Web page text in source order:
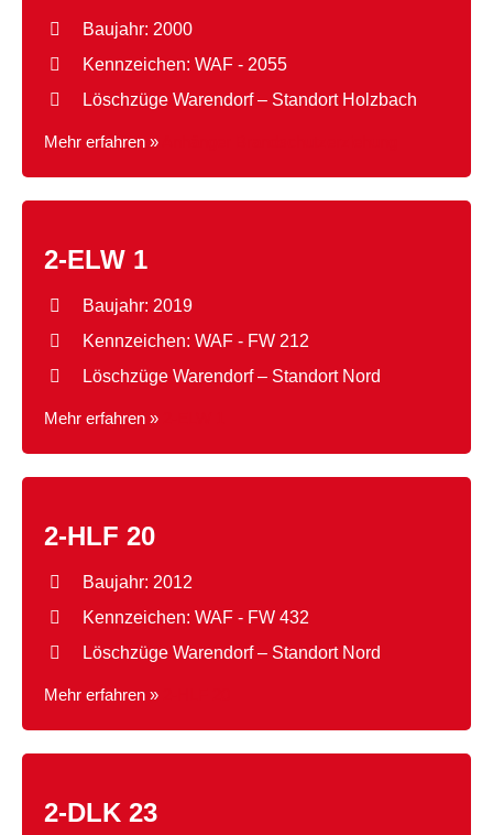
Baujahr: 2000
Kennzeichen: WAF - 2055
Löschzüge Warendorf – Standort Holzbach
Mehr erfahren »
2-ELW 1
Baujahr: 2019
Kennzeichen: WAF - FW 212
Löschzüge Warendorf – Standort Nord
Mehr erfahren »
2-HLF 20
Baujahr: 2012
Kennzeichen: WAF - FW 432
Löschzüge Warendorf – Standort Nord
Mehr erfahren »
2-DLK 23